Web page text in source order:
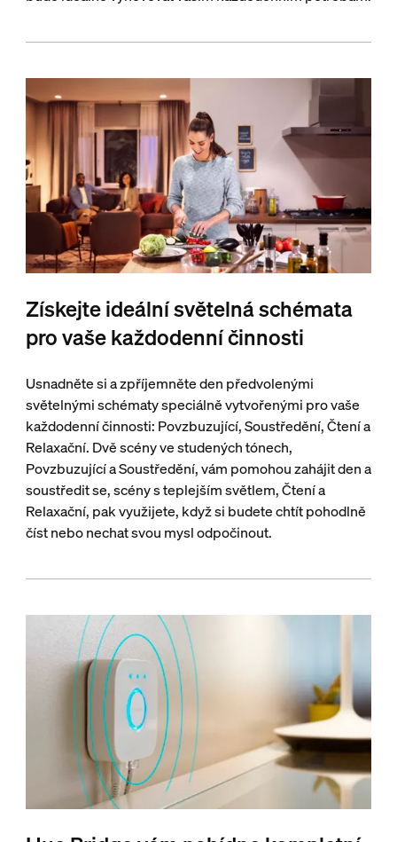
Získejte ideální světelná schémata
pro vaše každodenní činnosti
Usnadněte si a zpříjemněte den předvolenými
světelnými schématy speciálně vytvořenými pro vaše
každodenní činnosti: Povzbuzující, Soustředění, Čtení a
Relaxační. Dvě scény ve studených tónech,
Povzbuzující a Soustředění, vám pomohou zahájit den a
soustředit se, scény s teplejším světlem, Čtení a
Relaxační, pak využijete, když si budete chtít pohodlně
číst nebo nechat svou mysl odpočinout.